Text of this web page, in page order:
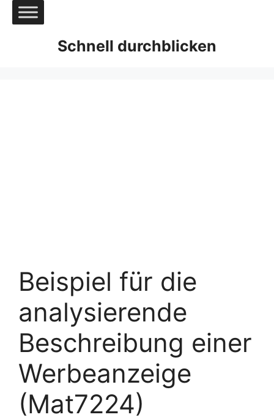
Zum
Inhalt
Schnell durchblicken
Beispiel für die
analysierende
Beschreibung einer
Werbeanzeige
(Mat7224)